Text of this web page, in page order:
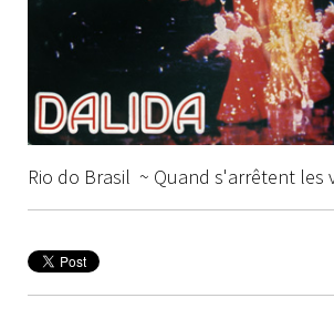
Rio do Brasil ~ Quand s'arrêtent les